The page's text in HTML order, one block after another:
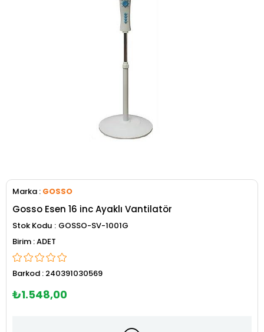
Marka : GOSSO
Gosso Esen 16 inc Ayaklı Vantilatör
Stok Kodu
GOSSO-SV-1001G
ADET
Barkod : 240391030569
₺1.548,00